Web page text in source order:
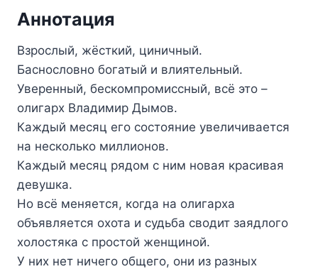
Аннотация
Взрослый, жёсткий, циничный.
Баснословно богатый и влиятельный.
Уверенный, бескомпромиссный, всё это –
олигарх Владимир Дымов.
Каждый месяц его состояние увеличивается
на несколько миллионов.
Каждый месяц рядом с ним новая красивая
девушка.
Но всё меняется, когда на олигарха
объявляется охота и судьба сводит заядлого
холостяка с простой женщиной.
У них нет ничего общего, они из разных